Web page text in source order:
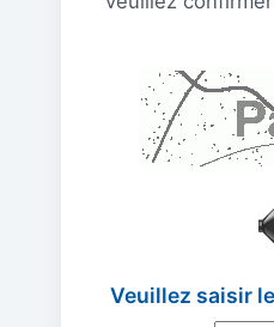
Veuillez saisir